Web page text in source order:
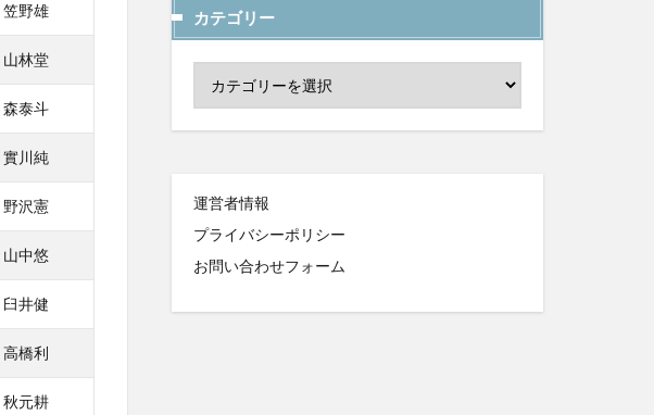
笠野雄
山林堂
森泰斗
實川純
野沢憲
山中悠
臼井健
高橋利
秋元耕
カテゴリー
運営者情報
プライバシーポリシー
お問い合わせフォーム